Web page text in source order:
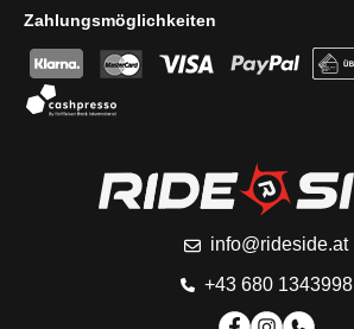
Zahlungsmöglichkeiten
info@rideside.at
+43 680 1343998